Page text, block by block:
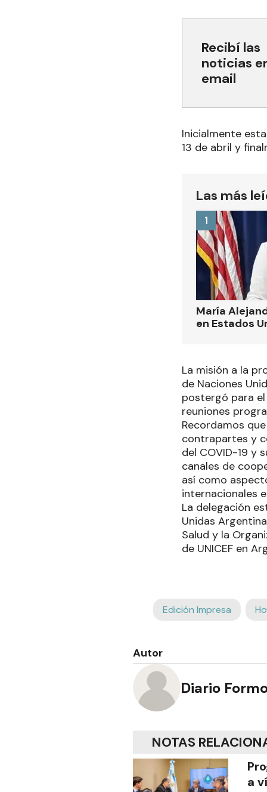
Recibí las
noticias
email
Inicialmente
13 de abril y
Las más
María
en Estados
1
La misión a la
de Naciones
postergó para
reuniones
Recordamos
contrapartes y
del COVID-19 y
canales de
así como
internacionales
La delegación
Unidas
Salud y la
de UNICEF en
Edición Impresa
Autor
Diario
NOTAS
a